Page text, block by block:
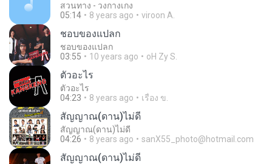
สวนทาง - วงกางเกง
05:14
8 years ago viroon A.
ชอบของแปลก
ชอบของแปลก
03:55
10 years ago oH Zy S.
ตัวอะไร
ตัวอะไร
04:23
8 years ago เรื่อง ข.
สัญญาณ(ดาน)ไม่ดี
สัญญาณ(ดาน)ไม่ดี
04:26
8 years ago sanX55_photo@hotmail.com
สัญญาณ(ดาน)ไม่ดี